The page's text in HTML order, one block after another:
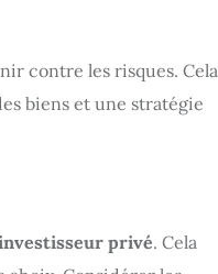
contre les risques. Cela
biens et une stratégie
privé. Cela